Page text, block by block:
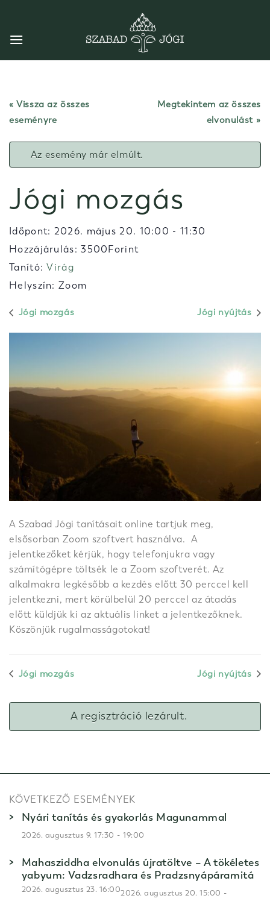
content
« Vissza az összes
eseményre
Megtekintem az összes
elvonulást
Az esemény már elmúlt.
Jógi mozgás
Időpont: 2026. május 20. 10:00 - 11:30
Hozzájárulás: 3500Forint
Tanító:Virág
Helyszín: Zoom
Jógi mozgás Jógi nyújtás
A Szabad Jógi tanításait online tartjuk meg,
elsősorban Zoom szoftvert használva. A
jelentkezőket kérjük, hogy telefonjukra vagy
számítógépre töltsék le a Zoom szoftverét. Az
alkalmakra legkésőbb a kezdés előtt 30 perccel kell
jelentkezni, mert körülbelül 20 perccel az átadás
előtt küldjük ki az aktuális linket a jelentkezőknek.
Köszönjük rugalmasságotokat!
Jógi mozgás Jógi nyújtás
A regisztráció lezárult.
KÖVETKEZŐ ESEMÉNYEK
Nyári tanítás és gyakorlás Magunammal
2026. augusztus 9. 17:30 -19:00
Mahasziddha elvonulás újratöltve – A tökéletes
yabyum: Vadzsradhara és Pradzsnyápáramitá
2026. augusztus 20. 15:00 -
2026. augusztus 23. 16:00